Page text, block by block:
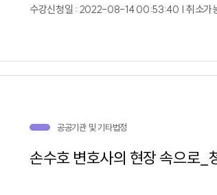
수강신청일 : 2022-08-14 00:53:40 | 취소가
공공기관 및 기타법정
손수호 변호사의 현장 속으로_